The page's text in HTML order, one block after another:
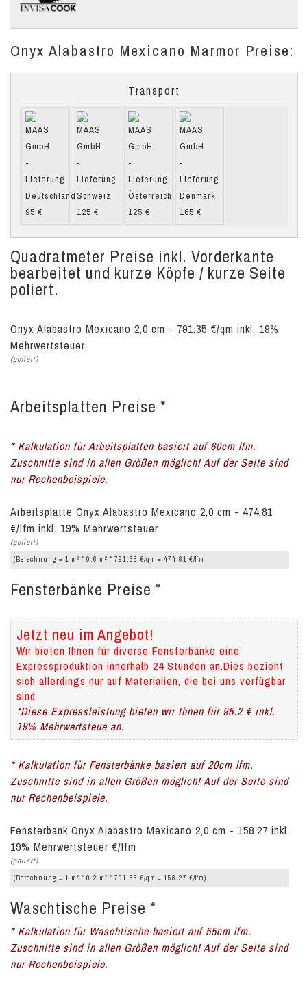
Onyx Alabastro Mexicano Marmor Preise:
Transport
Quadratmeter Preise inkl. Vorderkante
bearbeitet und kurze Köpfe / kurze Seite
poliert.
Onyx Alabastro Mexicano 2,0 cm - 791.35 €/qm inkl. 19%
Mehrwertsteuer
(poliert)
Arbeitsplatten Preise *
* Kalkulation für Arbeitsplatten basiert auf 60cm lfm.
Zuschnitte sind in allen Größen möglich! Auf der Seite sind
nur Rechenbeispiele.
Arbeitsplatte Onyx Alabastro Mexicano 2,0 cm - 474.81
€/lfm inkl. 19% Mehrwertsteuer
(poliert)
(Berechnung = 1 m 2 * 0.6 m 2 * 791.35 €/qm = 474.81 €/lfm
Fensterbänke Preise *
Jetzt neu im Angebot!
Wir bieten Ihnen für diverse Fensterbänke eine
Expressproduktion innerhalb 24 Stunden an.Dies bezieht
sich allerdings nur auf Materialien, die bei uns verfügbar
sind.
*Diese Expressleistung bieten wir Ihnen für 95.2 € inkl.
19% Mehrwertsteue an.
* Kalkulation für Fensterbänke basiert auf 20cm lfm.
Zuschnitte sind in allen Größen möglich! Auf der Seite sind
nur Rechenbeispiele.
Fensterbank Onyx Alabastro Mexicano 2,0 cm - 158.27 inkl.
19% Mehrwertsteuer €/lfm
(poliert)
(Berechnung = 1 m 2 * 0.2 m 2 * 791.35 €/qm = 158.27 €/lfm)
Waschtische Preise *
* Kalkulation für Waschtische basiert auf 55cm lfm.
Zuschnitte sind in allen Größen möglich! Auf der Seite sind
nur Rechenbeispiele.